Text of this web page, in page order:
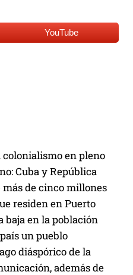
YouTube
colonialismo en pleno
Cuba y República
de cinco millones
residen en Puerto
baja en la población
un pueblo
diáspórico de la
además de